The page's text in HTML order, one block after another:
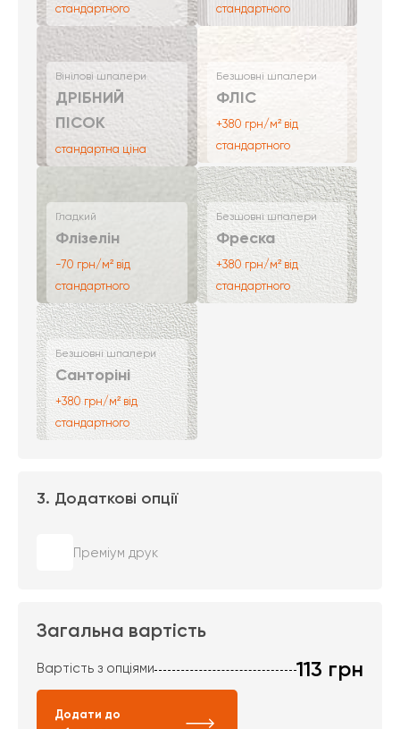
стандартного
стандартного
Вінілові шпалери
ДРІБНИЙ
ПІСОК
стандартна ціна
Безшовні шпалери
ФЛІС
+380 грн/м² від
стандартного
Гладкий
Флізелін
-70 грн/м² від
стандартного
Безшовні шпалери
Фреска
+380 грн/м² від
стандартного
Безшовні шпалери
Санторіні
+380 грн/м² від
стандартного
3. Додаткові опції
Преміум друк
Загальна вартість
Вартість з опціями 113 грн
Додати до